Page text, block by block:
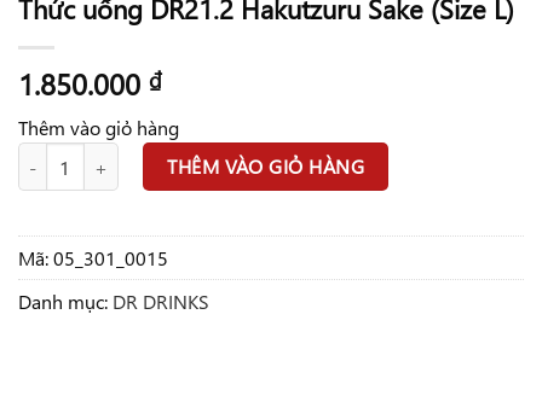
Thức uống DR21.2 Hakutzuru Sake (Size L)
1.850.000 ₫
Thêm vào giỏ hàng
Thức uống DR21.2 Hakutzuru Sake (Size L) số lượng
THÊM VÀO GIỎ HÀNG
Mã:05_301_0015
Danh mục: DR DRINKS